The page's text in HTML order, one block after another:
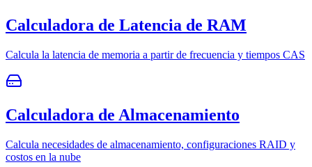
Calculadora de Latencia de RAM
Calcula la latencia de memoria a partir de frecuencia y tiempos CAS
Calculadora de Almacenamiento
Calcula necesidades de almacenamiento, configuraciones RAID y
costos en la nube